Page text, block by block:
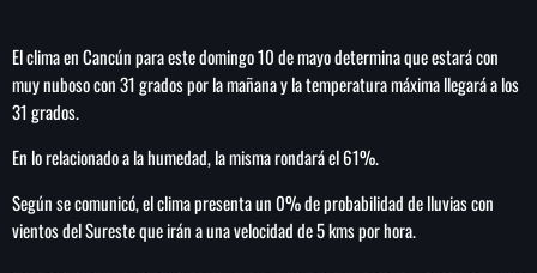
PROGRAMACIÓN keyboard_arrow_down
LOCUCIÓN (TALENTO AL AIRE)
RANKING
COMUNÍCATE
HISTORIA
El clima en Cancún para este domingo 10 de mayo determina que estará con
muy nuboso con 31 grados por la mañana y la temperatura máxima llegará a los
31 grados.
En lo relacionado a la humedad, la misma rondará el 61%.
Según se comunicó, el clima presenta un 0% de probabilidad de lluvias con
vientos del Sureste que irán a una velocidad de 5 kms por hora.